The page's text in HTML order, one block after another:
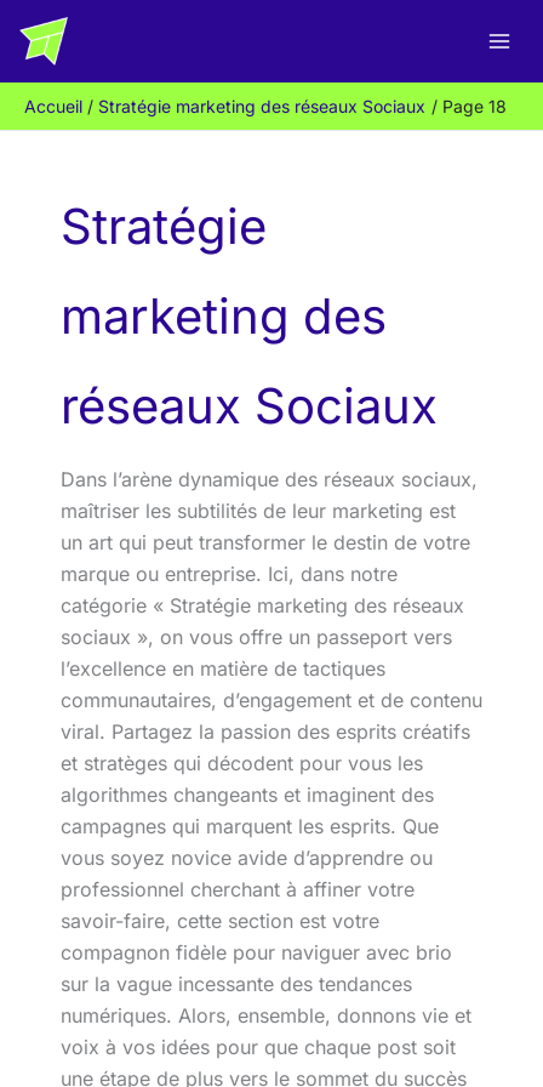
Accueil
Stratégie marketing des réseaux Sociaux Page 18
Stratégie
marketing des
réseaux Sociaux
Dans l’arène dynamique des réseaux sociaux,
maîtriser les subtilités de leur marketing est
un art qui peut transformer le destin de votre
marque ou entreprise. Ici, dans notre
catégorie « Stratégie marketing des réseaux
sociaux », on vous offre un passeport vers
l’excellence en matière de tactiques
communautaires, d’engagement et de contenu
viral. Partagez la passion des esprits créatifs
et stratèges qui décodent pour vous les
algorithmes changeants et imaginent des
campagnes qui marquent les esprits. Que
vous soyez novice avide d’apprendre ou
professionnel cherchant à affiner votre
savoir-faire, cette section est votre
compagnon fidèle pour naviguer avec brio
sur la vague incessante des tendances
numériques. Alors, ensemble, donnons vie et
voix à vos idées pour que chaque post soit
une étape de plus vers le sommet du succès
Rechercher